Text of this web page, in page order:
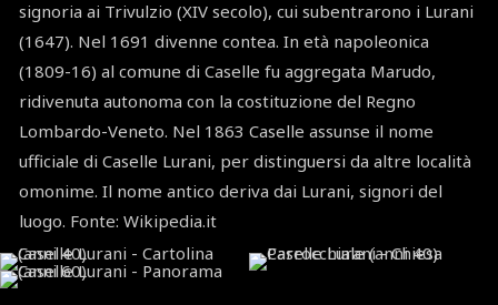
signoria ai Trivulzio (XIV secolo), cui subentrarono i Lurani
(1647). Nel 1691 divenne contea. In età napoleonica
(1809-16) al comune di Caselle fu aggregata Marudo,
ridivenuta autonoma con la costituzione del Regno
Lombardo-Veneto. Nel 1863 Caselle assunse il nome
ufficiale di Caselle Lurani, per distinguersi da altre località
omonime. Il nome antico deriva dai Lurani, signori del
luogo. Fonte: Wikipedia.it